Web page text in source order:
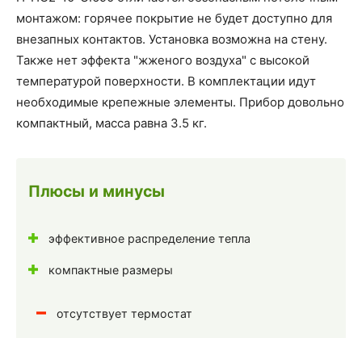
монтажом: горячее покрытие не будет доступно для
внезапных контактов. Установка возможна на стену.
Также нет эффекта "жженого воздуха" с высокой
температурой поверхности. В комплектации идут
необходимые крепежные элементы. Прибор довольно
компактный, масса равна 3.5 кг.
Плюсы и минусы
эффективное распределение тепла
компактные размеры
отсутствует термостат